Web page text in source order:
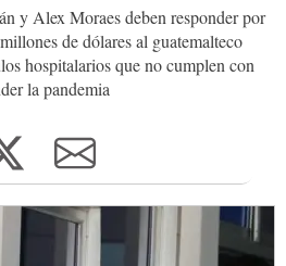
y Alex Moraes deben responder por
de dólares al guatemalteco
hospitalarios que no cumplen con
la pandemia